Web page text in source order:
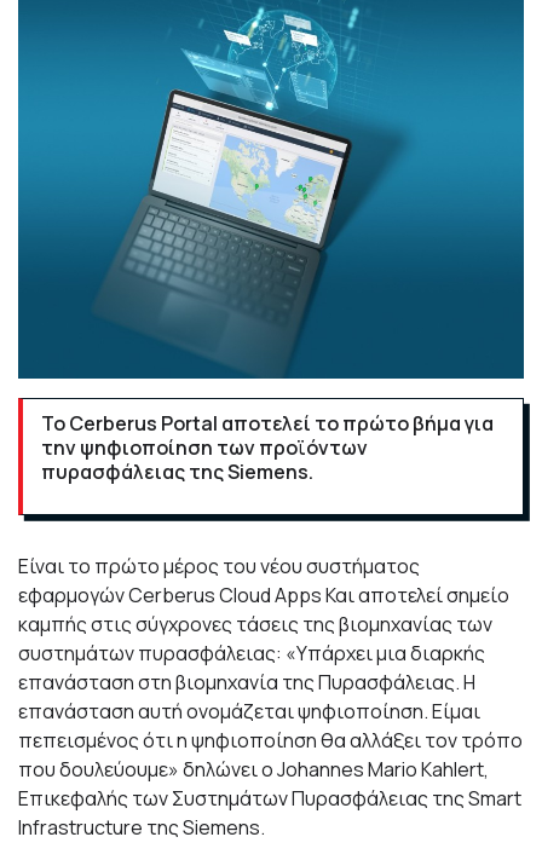
Το Cerberus Portal αποτελεί το πρώτο βήμα για
την ψηφιοποίηση των προϊόντων
πυρασφάλειας της Siemens.
Είναι το πρώτο μέρος του νέου συστήματος
εφαρμογών Cerberus Cloud Apps Και αποτελεί σημείο
καμπής στις σύγχρονες τάσεις της βιομηχανίας των
συστημάτων πυρασφάλειας: «Υπάρχει μια διαρκής
επανάσταση στη βιομηχανία της Πυρασφάλειας. Η
επανάσταση αυτή ονομάζεται ψηφιοποίηση. Είμαι
πεπεισμένος ότι η ψηφιοποίηση θα αλλάξει τον τρόπο
που δουλεύουμε» δηλώνει ο Johannes Mario Kahlert,
Επικεφαλής των Συστημάτων Πυρασφάλειας της Smart
Infrastructure της Siemens.